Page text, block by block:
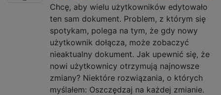
Chcę, aby wielu użytkowników edytowało
ten sam dokument. Problem, z którym się
spotykam, polega na tym, że gdy nowy
użytkownik dołącza, może zobaczyć
nieaktualny dokument. Jak upewnić się, że
nowi użytkownicy otrzymują najnowsze
zmiany? Niektóre rozwiązania, o których
myślałem: Oszczędzaj na każdej zmianie.